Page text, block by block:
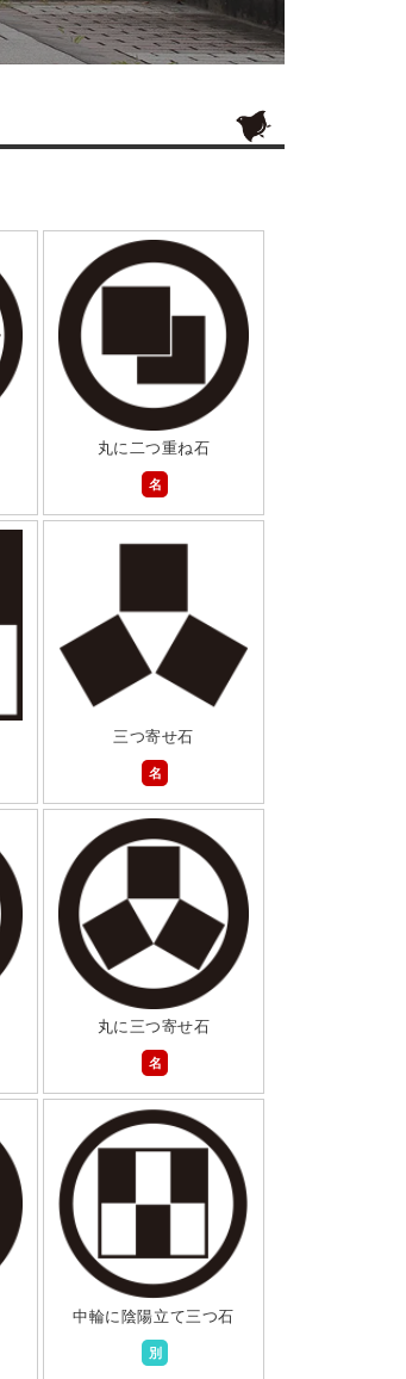
丸に二つ重ね石
名
三つ寄せ石
名
丸に三つ寄せ石
名
中輪に陰陽立て三つ石
別